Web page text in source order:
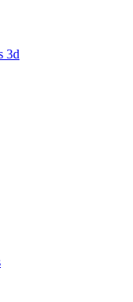
3d